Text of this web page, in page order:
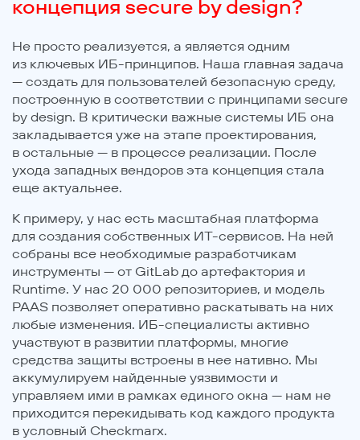
концепция securе by design?
Не просто реализуется, а является одним
из ключевых ИБ-принципов. Наша главная задача
— создать для пользователей безопасную среду,
построенную в соответствии с принципами secure
by design. В критически важные системы ИБ она
закладывается уже на этапе проектирования,
в остальные — в процессе реализации. После
ухода западных вендоров эта концепция стала
еще актуальнее.
К примеру, у нас есть масштабная платформа
для создания собственных ИТ-сервисов. На ней
собраны все необходимые разработчикам
инструменты — от GitLab до артефактория и
Runtime. У нас 20 000 репозиториев, и модель
PAAS позволяет оперативно раскатывать на них
любые изменения. ИБ-специалисты активно
участвуют в развитии платформы, многие
средства защиты встроены в нее нативно. Мы
аккумулируем найденные уязвимости и
управляем ими в рамках единого окна — нам не
приходится перекидывать код каждого продукта
в условный Checkmarx.